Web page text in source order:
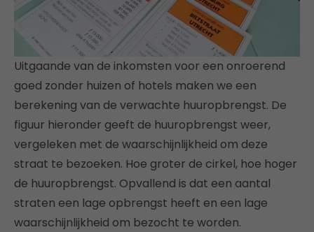
Uitgaande van de inkomsten voor een onroerend
goed zonder huizen of hotels maken we een
berekening van de verwachte huuropbrengst. De
figuur hieronder geeft de huuropbrengst weer,
vergeleken met de waarschijnlijkheid om deze
straat te bezoeken. Hoe groter de cirkel, hoe hoger
de huuropbrengst. Opvallend is dat een aantal
straten een lage opbrengst heeft en een lage
waarschijnlijkheid om bezocht te worden.